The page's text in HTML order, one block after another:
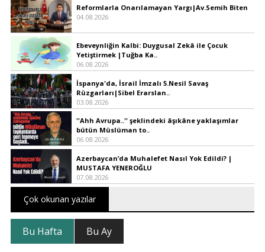
Reformlarla Onarılamayan Yargı|Av.Semih Biten
04.08.2026
Ebeveynliğin Kalbi: Duygusal Zekâ ile Çocuk
Yetiştirmek |Tuğba Ka..
06.08.2026
İspanya'da, İsrail İmzalı 5.Nesil Savaş
Rüzgarları|Sibel Erarslan..
03.08.2026
''Ahh Avrupa..'' şeklindeki âşıkâne yaklaşımlar
bütün Müslüman to..
06.08.2026
Azerbaycan’da Muhalefet Nasıl Yok Edildi? |
MUSTAFA YENEROĞLU
07.08.2026
Çok okunan yazılar
Bu Hafta Bu Ay